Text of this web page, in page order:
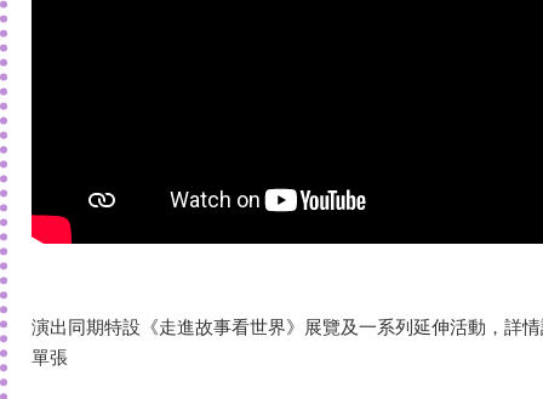
演出同期特設《走進故事看世界》展覽及一系列延伸活動，詳
單張